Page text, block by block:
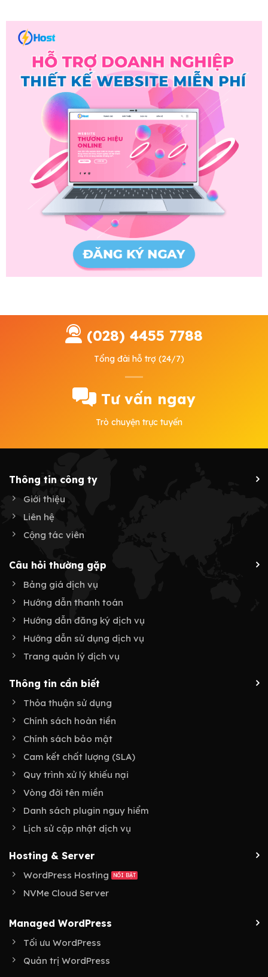
(028) 4455 7788
Tổng đài hỗ trợ (24/7)
Tư vấn ngay
Trò chuyện trực tuyến
Thông tin công ty
Giới thiệu
Liên hệ
Cộng tác viên
Câu hỏi thường gặp
Bảng giá dịch vụ
Hướng dẫn thanh toán
Hướng dẫn đăng ký dịch vụ
Hướng dẫn sử dụng dịch vụ
Trang quản lý dịch vụ
Thông tin cần biết
Thỏa thuận sử dụng
Chính sách hoàn tiền
Chính sách bảo mật
Cam kết chất lượng (SLA)
Quy trình xử lý khiếu nại
Vòng đời tên miền
Danh sách plugin nguy hiểm
Lịch sử cập nhật dịch vụ
Hosting & Server
WordPress Hosting
NVMe Cloud Server
Managed WordPress
Tối ưu WordPress
Quản trị WordPress